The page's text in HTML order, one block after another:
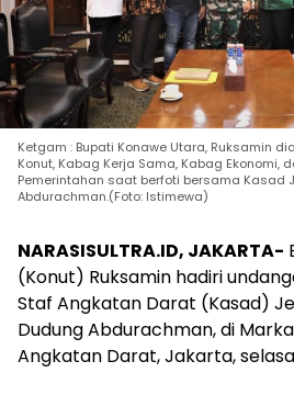
Ketgam : Bupati Konawe Utara, Ruksamin
Konut, Kabag Kerja Sama, Kabag Ekonomi,
Pemerintahan saat berfoti bersama Kasad
Abdurachman.(Foto: Istimewa)
NARASISULTRA.ID, JAKARTA-
(Konut) Ruksamin hadiri
Staf Angkatan Darat (Kasad)
Dudung Abdurachman, di
Angkatan Darat, Jakarta,